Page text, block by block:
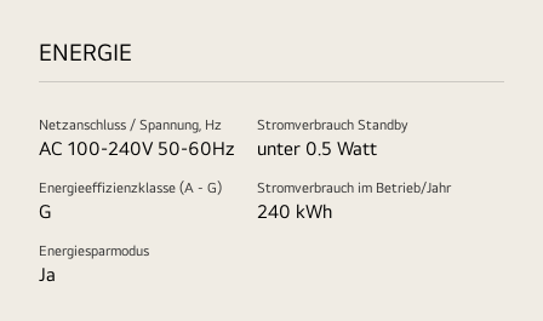
ENERGIE
Netzanschluss / Spannung, Hz
AC 100-240V 50-60Hz
Stromverbrauch Standby
unter 0.5 Watt
Energieeffizienzklasse (A - G)
G
Stromverbrauch im Betrieb/Jahr
240 kWh
Energiesparmodus
Ja